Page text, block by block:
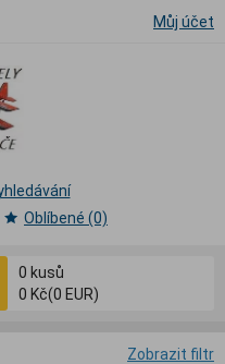
Můj účet
0 kusů
0 Kč(0 EUR)
Oblíbené (0)
Zobrazit filtr